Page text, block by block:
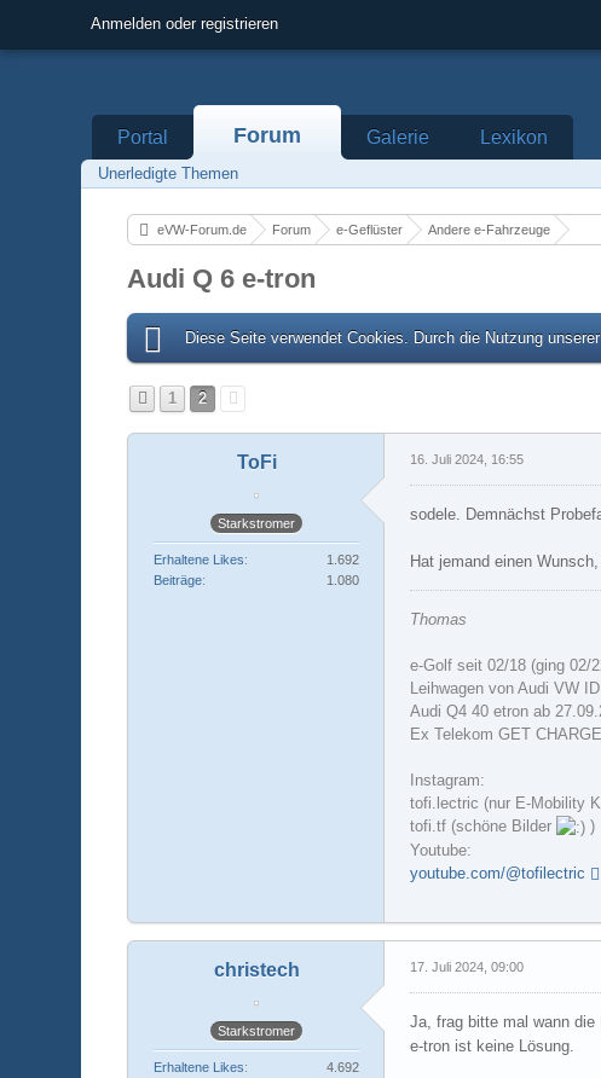
Anmelden oder registrieren
Portal Forum Galerie Lexikon
Unerledigte Themen
eVW-Forum.de Forum e-Geflüster Andere e-Fahrzeuge
Audi Q 6 e-tron
Diese Seite verwendet Cookies. Durch die Nutzung
1 2
ToFi
Starkstromer
Erhaltene Likes
1.692
Beiträge
1.080
16. Juli 2024, 16:55
sodele. Demnächst
Hat jemand einen
Thomas
e-Golf seit 02/18 (ging 02/
Leihwagen von Audi VW
Audi Q4 40 etron ab
Ex Telekom GET
Instagram:
tofi.lectric (nur E-Mobility
tofi.tf (schöne Bilder
)
Youtube:
youtube.com/@tofilectric
christech
Starkstromer
Erhaltene Likes
4.692
17. Juli 2024, 09:00
Ja, frag bitte mal wann
e-tron ist keine Lösung.